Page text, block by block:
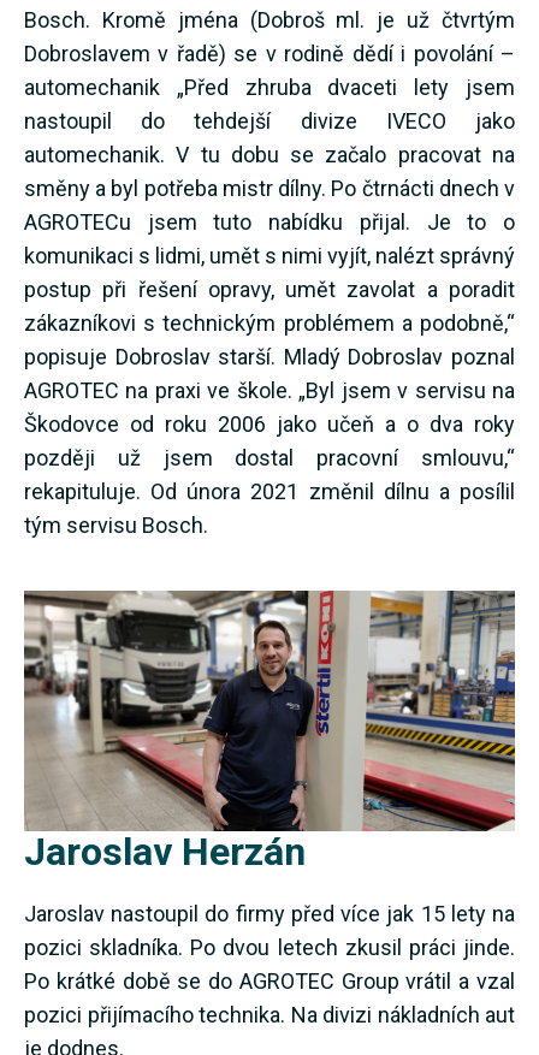
Bosch. Kromě jména (Dobroš ml. je už čtvrtým
Dobroslavem v řadě) se v rodině dědí i povolání –
automechanik „Před zhruba dvaceti lety jsem
nastoupil do tehdejší divize IVECO jako
automechanik. V tu dobu se začalo pracovat na
směny a byl potřeba mistr dílny. Po čtrnácti dnech v
AGROTECu jsem tuto nabídku přijal. Je to o
komunikaci s lidmi, umět s nimi vyjít, nalézt správný
postup při řešení opravy, umět zavolat a poradit
zákazníkovi s technickým problémem a podobně,“
popisuje Dobroslav starší. Mladý Dobroslav poznal
AGROTEC na praxi ve škole. „Byl jsem v servisu na
Škodovce od roku 2006 jako učeň a o dva roky
později už jsem dostal pracovní smlouvu,“
rekapituluje. Od února 2021 změnil dílnu a posílil
tým servisu Bosch.
Jaroslav Herzán
Jaroslav nastoupil do firmy před více jak 15 lety na
pozici skladníka. Po dvou letech zkusil práci jinde.
Po krátké době se do AGROTEC Group vrátil a vzal
pozici přijímacího technika. Na divizi nákladních aut
je dodnes.